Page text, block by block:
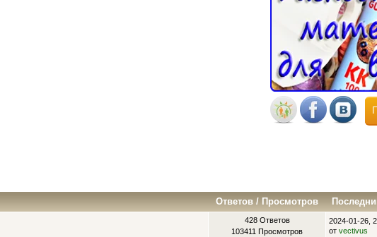
Ответов/ Просмотров
428 Ответов
103411 Просмотров
2024-01-26,
от vectivus